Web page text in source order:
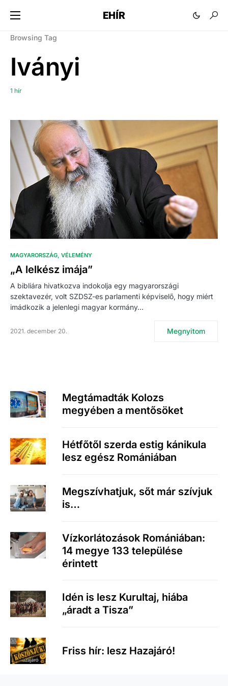
EHÍR
Browsing Tag
Iványi
1 hír
MAGYARORSZÁG VÉLEMÉNY
„A lelkész imája”
A bibliára hivatkozva indokolja egy magyarországi
szektavezér, volt SZDSZ-es parlamenti képviselő, hogy miért
imádkozik a jelenlegi magyar kormány…
2021. december 20. Megnyitom
Megtámadták Kolozs
megyében a mentősöket
Hétfőtől szerda estig kánikula
lesz egész Romániában
Megszívhatjuk, sőt már szívjuk
is…
Vízkorlátozások Romániában:
14 megye 133 települése
érintett
Idén is lesz Kurultaj, hiába
„áradt a Tisza”
Friss hír: lesz Hazajáró!